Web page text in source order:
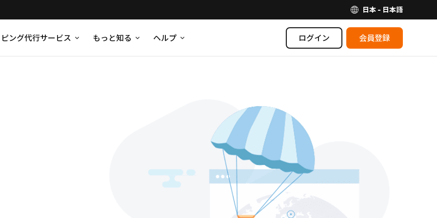
日本 - 日本語
ング代行サービス もっと知る ヘルプ ログイン 会員登録